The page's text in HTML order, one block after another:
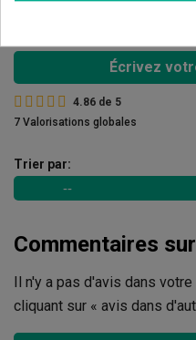
Écrivez
4.86 de 5
7 Valorisations globales
Trier par:
Commentaires sur
Il n'y a pas d'avis dans
cliquant sur « avis dans